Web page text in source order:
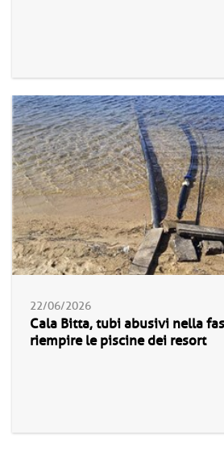
22/06/2026
Cala Bitta, tubi abusivi nella
riempire le piscine dei resort